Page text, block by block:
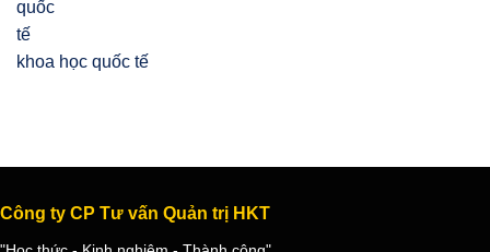
khoa học quốc tế
Công ty CP Tư vấn Quản trị HKT